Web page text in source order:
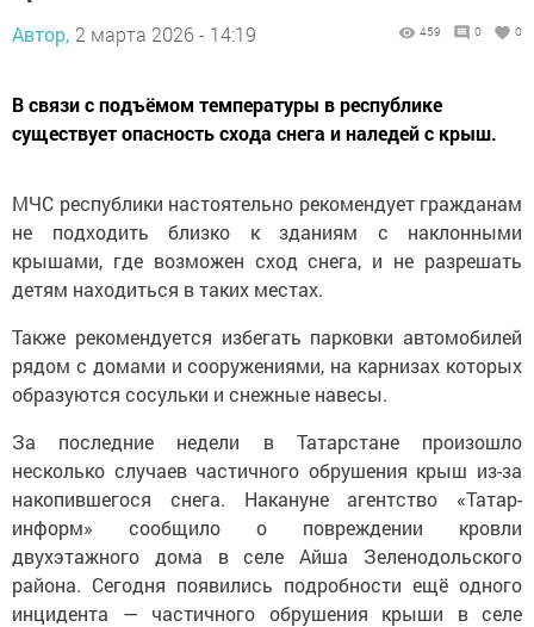
Автор, 2 марта 2026 - 14:19 459 0 0
В связи с подъёмом температуры в республике
существует опасность схода снега и наледей с крыш.
МЧС республики настоятельно рекомендует гражданам
не подходить близко к зданиям с наклонными
крышами, где возможен сход снега, и не разрешать
детям находиться в таких местах.
Также рекомендуется избегать парковки автомобилей
рядом с домами и сооружениями, на карнизах которых
образуются сосульки и снежные навесы.
За последние недели в Татарстане произошло
несколько случаев частичного обрушения крыш из-за
накопившегося снега. Накануне агентство «Татар-
информ» сообщило о повреждении кровли
двухэтажного дома в селе Айша Зеленодольского
района. Сегодня появились подробности ещё одного
инцидента — частичного обрушения крыши в селе